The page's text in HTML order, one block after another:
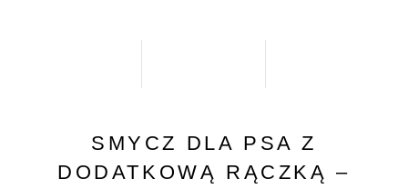
SMYCZ DLA PSA Z
DODATKOWĄ RĄCZKĄ –